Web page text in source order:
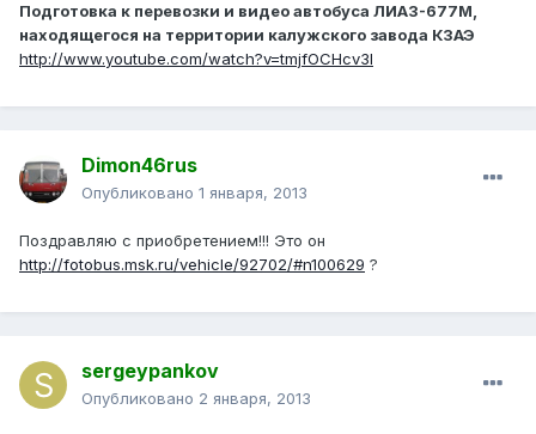
Подготовка к перевозки и видео автобуса ЛИАЗ-677М,
находящегося на территории калужского завода КЗАЭ
http://www.youtube.com/watch?v=tmjfOCHcv3I
Dimon46rus
Опубликовано 1 января, 2013
Поздравляю с приобретением!!! Это он
http://fotobus.msk.ru/vehicle/92702/#n100629 ?
sergeypankov
Опубликовано 2 января, 2013